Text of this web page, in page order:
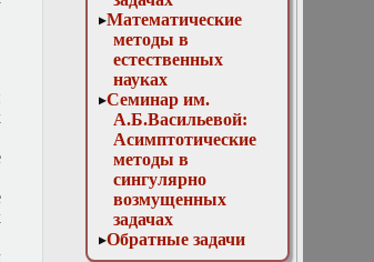
физике
Асимптотические
методы в
нелинейных
задачах
математической
физики
Асимптотические
методы
теории
дифференциальных
уравнений с
быстро
Математические
методы в
естественных
науках
Семинар им.
А.Б.Васильевой:
Асимптотические
методы в
сингулярно
возмущенных
задачах
Обратные задачи